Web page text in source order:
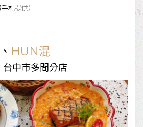
手札提供）
、 HUN混
中市多間分店